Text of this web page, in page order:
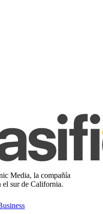
Media, la compañía
el sur de California.